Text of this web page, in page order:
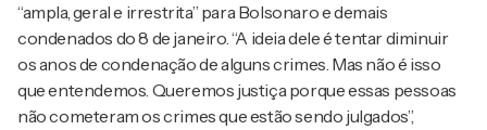
“ampla, geral e irrestrita” para Bolsonaro e demais
condenados do 8 de janeiro. “A ideia dele é tentar diminuir
os anos de condenação de alguns crimes. Mas não é isso
que entendemos. Queremos justiça porque essas pessoas
não cometeram os crimes que estão sendo julgados”,